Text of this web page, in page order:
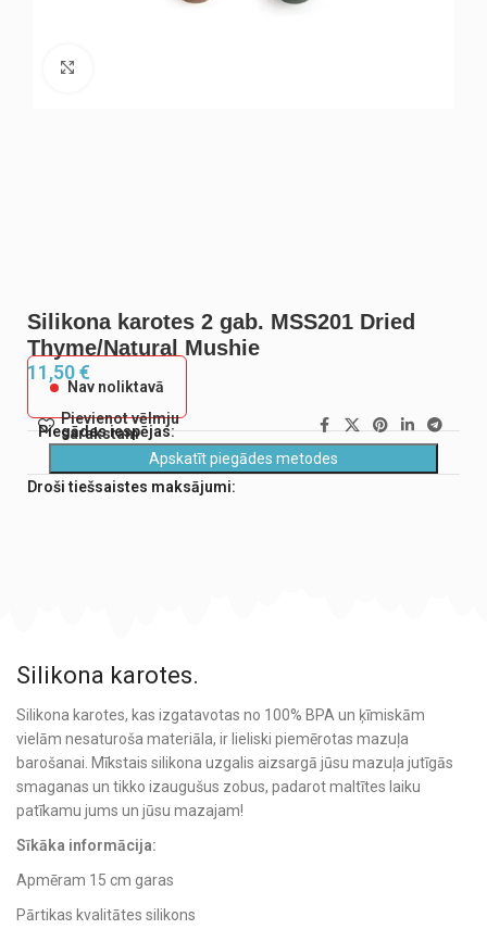
Silikona karotes 2 gab. MSS201 Dried
Thyme/Natural Mushie
11,50€
Nav noliktavā
Pievienot vēlmju
sarakstam
Piegādes iespējas:
Apskatīt piegādes metodes
Droši tiešsaistes maksājumi:
Silikona karotes.
Silikona karotes, kas izgatavotas no 100% BPA un ķīmiskām
vielām nesaturoša materiāla, ir lieliski piemērotas mazuļa
barošanai. Mīkstais silikona uzgalis aizsargā jūsu mazuļa jutīgās
smaganas un tikko izaugušus zobus, padarot maltītes laiku
patīkamu jums un jūsu mazajam!
Sīkāka informācija:
Apmēram 15 cm garas
Pārtikas kvalitātes silikons